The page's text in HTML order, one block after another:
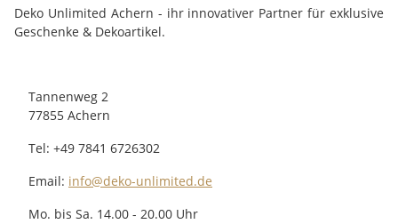
Deko Unlimited Achern - ihr innovativer Partner für exklusive
Geschenke & Dekoartikel.
Tannenweg 2
77855 Achern
Tel: +49 7841 6726302
Email: info@deko-unlimited.de
Mo. bis Sa. 14.00 - 20.00 Uhr